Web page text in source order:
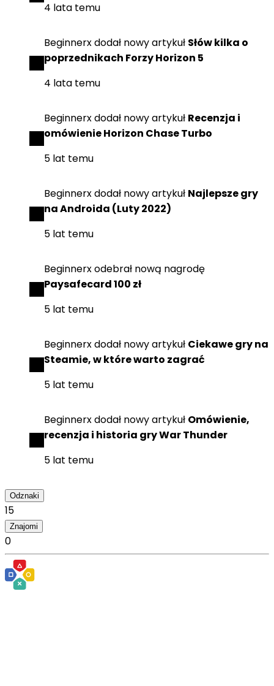
4 lata temu
Beginnerxdodał nowy artykuł Słów kilka o
poprzednikach Forzy Horizon 5
4 lata temu
Beginnerxdodał nowy artykuł Recenzja i
omówienie Horizon Chase Turbo
5 lat temu
Beginnerxdodał nowy artykuł Najlepsze gry
na Androida (Luty 2022)
5 lat temu
Beginnerxodebrał nową nagrodę
Paysafecard 100 zł
5 lat temu
Beginnerxdodał nowy artykuł Ciekawe gry na
Steamie, w które warto zagrać
5 lat temu
Beginnerxdodał nowy artykuł Omówienie,
recenzja i historia gry War Thunder
5 lat temu
Odznaki
15
Znajomi
0